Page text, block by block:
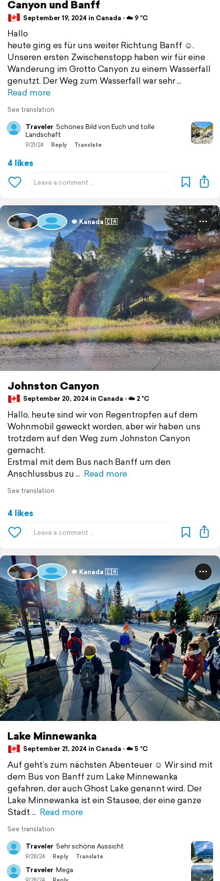
Canyon und Banff
September 19, 2024 in Canada ⋅ ☁️ 9 °C
Hallo
heute ging es für uns weiter Richtung Banff ☺️.
Unseren ersten Zwischenstopp haben wir für eine
Wanderung im Grotto Canyon zu einem Wasserfall
genutzt. Der Weg zum Wasserfall war sehr
Read more
See translation
Traveler Schönes Bild von Euch und tolle
Landschaft
9/21/24 Reply Translate
4 likes
🍁 Kanada 🇨🇦
Johnston Canyon
September 20, 2024 in Canada ⋅ ☁️ 2 °C
Hallo, heute sind wir von Regentropfen auf dem
Wohnmobil geweckt worden, aber wir haben uns
trotzdem auf den Weg zum Johnston Canyon
gemacht.
Erstmal mit dem Bus nach Banff um den
Anschlussbus zu
Read more
See translation
4 likes
🍁 Kanada 🇨🇦
Lake Minnewanka
September 21, 2024 in Canada ⋅ ☁️ 5 °C
Auf geht’s zum nächsten Abenteuer ☺️ Wir sind mit
dem Bus von Banff zum Lake Minnewanka
gefahren, der auch Ghost Lake genannt wird. Der
Lake Minnewanka ist ein Stausee, der eine ganze
Stadt
Read more
See translation
Traveler Sehr schöne Aussicht
9/28/24 Reply Translate
Traveler Mega